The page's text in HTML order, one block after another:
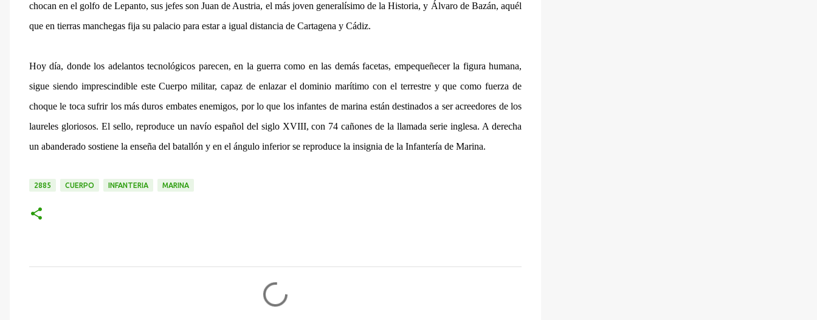
chocan en el golfo de Lepanto, sus jefes son Juan de Austria, el más joven generalísimo de la Historia, y Álvaro de Bazán, aquél
que en tierras manchegas fija su palacio para estar a igual distancia de Cartagena y Cádiz.
Hoy día, donde los adelantos tecnológicos parecen, en la guerra como en las demás facetas, empequeñecer la figura humana,
sigue siendo imprescindible este Cuerpo militar, capaz de enlazar el dominio marítimo con el terrestre y que como fuerza de
choque le toca sufrir los más duros embates enemigos, por lo que los infantes de marina están destinados a ser acreedores de los
laureles gloriosos. El sello, reproduce un navío español del siglo XVIII, con 74 cañones de la llamada serie inglesa. A derecha
un abanderado sostiene la enseña del batallón y en el ángulo inferior se reproduce la insignia de la Infantería de Marina.
2885 CUERPO INFANTERIA MARINA